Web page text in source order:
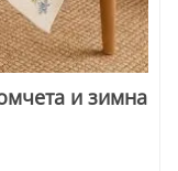
и зимна